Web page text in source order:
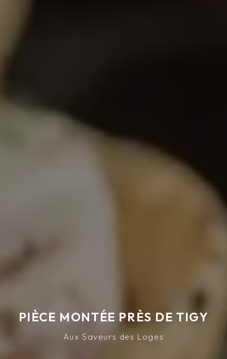
PIÈCE MONTÉE PRÈS DE TIGY
Aux Saveurs des Loges